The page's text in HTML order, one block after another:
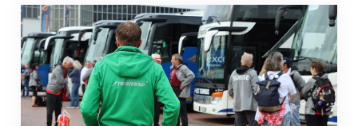
Twerenbold wird offizieller Reisepartner des STV